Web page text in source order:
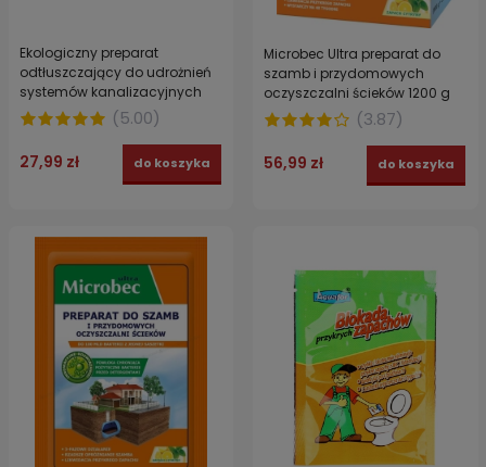
Ekologiczny preparat
odtłuszczający do udrożnień
systemów kanalizacyjnych
BIOLUX 5 x 20 g(5.00)
27,99 zł do koszyka
Microbec Ultra preparat do
szamb i przydomowych
oczyszczalni ścieków 1200 g
(3.87)
56,99 zł do koszyka